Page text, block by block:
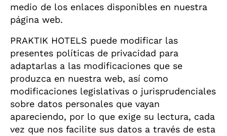
medio de los enlaces disponibles en nuestra
página web.
PRAKTIK HOTELS puede modificar las
presentes políticas de privacidad para
adaptarlas a las modificaciones que se
produzca en nuestra web, así como
modificaciones legislativas o jurisprudenciales
sobre datos personales que vayan
apareciendo, por lo que exige su lectura, cada
vez que nos facilite sus datos a través de esta